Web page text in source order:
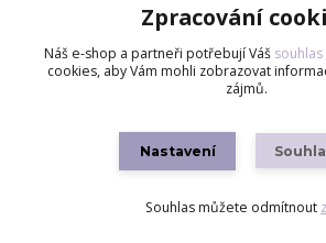
Vytvořeno na
Eshop-
Zpracování
Náš e-shop a partneři potřebují Váš souhlas
cookies, aby Vám mohli zobrazovat
zájmů.
Nastavení
Souhlas můžete odmítnout